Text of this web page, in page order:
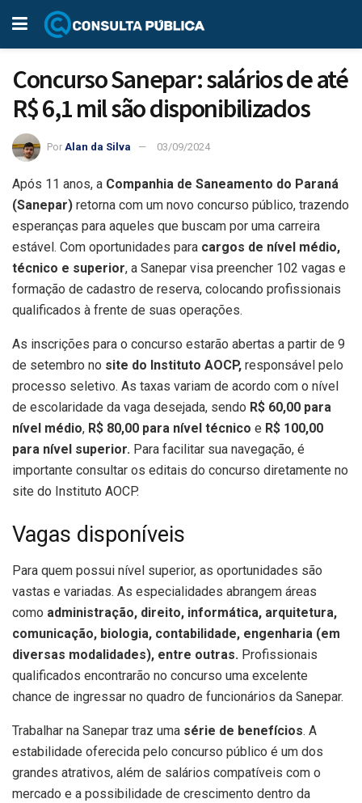
Concurso Sanepar: salários de até
R$ 6,1 mil são disponibilizados
Por Alan da Silva 03/09/2024
Após 11 anos, a Companhia de Saneamento do Paraná
(Sanepar) retorna com um novo concurso público, trazendo
esperanças para aqueles que buscam por uma carreira
estável. Com oportunidades para cargos de nível médio,
técnico e superior, a Sanepar visa preencher 102 vagas e
formação de cadastro de reserva, colocando profissionais
qualificados à frente de suas operações.
As inscrições para o concurso estarão abertas a partir de 9
de setembro no site do Instituto AOCP, responsável pelo
processo seletivo. As taxas variam de acordo com o nível
de escolaridade da vaga desejada, sendo R$ 60,00 para
nível médio, R$ 80,00 para nível técnico e R$ 100,00
para nível superior. Para facilitar sua navegação, é
importante consultar os editais do concurso diretamente no
site do Instituto AOCP.
Vagas disponíveis
Para quem possui nível superior, as oportunidades são
vastas e variadas. As especialidades abrangem áreas
como administração, direito, informática, arquitetura,
comunicação, biologia, contabilidade, engenharia (em
diversas modalidades), entre outras. Profissionais
qualificados encontrarão no concurso uma excelente
chance de ingressar no quadro de funcionários da Sanepar.
Trabalhar na Sanepar traz uma série de benefícios. A
estabilidade oferecida pelo concurso público é um dos
grandes atrativos, além de salários compatíveis com o
mercado e a possibilidade de crescimento dentro da